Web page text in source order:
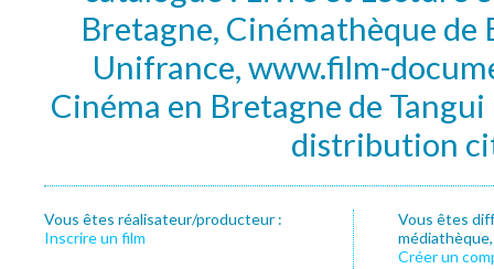
Bretagne, Cinémathèque de
Unifrance, www.film-
Cinéma en Bretagne de
distribution
Vous êtes réalisateur/producteur :
Inscrire un film
Vous êtes
Créer un